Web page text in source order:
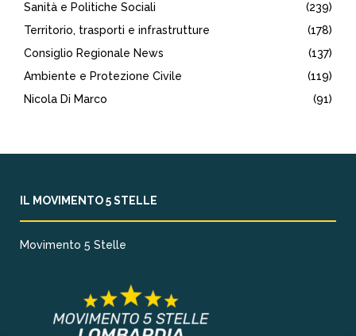
Sanità e Politiche Sociali
(239)
Territorio, trasporti e infrastrutture
(178)
Consiglio Regionale News
(137)
Ambiente e Protezione Civile
(119)
Nicola Di Marco
(91)
IL MOVIMENTO 5 STELLE
Movimento 5 Stelle